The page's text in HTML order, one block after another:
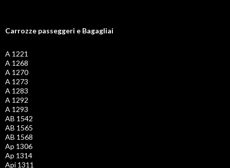
Carrozze passeggeri e Bagagliai
A 1221
A 1268
A 1270
A 1273
A 1283
A 1292
A 1293
AB 1542
AB 1565
AB 1568
Ap 1306
Ap 1314
Api 1311